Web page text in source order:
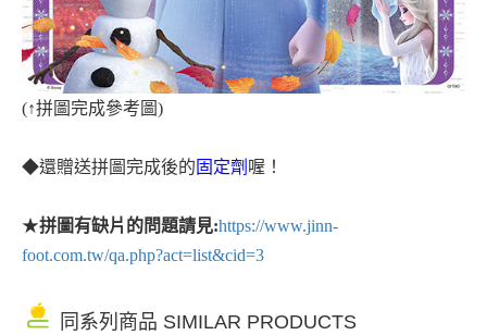
(↑拼圖完成參考圖)
◆還贈送拼圖完成後的 固定劑 喔！
★拼圖有缺片的問題請見:https://www.jinn-
foot.com.tw/qa.php?act=list&cid=3
同系列商品 SIMILAR PRODUCTS